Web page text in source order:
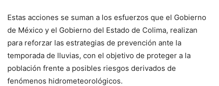
Estas acciones se suman a los esfuerzos que el Gobierno
de México y el Gobierno del Estado de Colima, realizan
para reforzar las estrategias de prevención ante la
temporada de lluvias, con el objetivo de proteger a la
población frente a posibles riesgos derivados de
fenómenos hidrometeorológicos.